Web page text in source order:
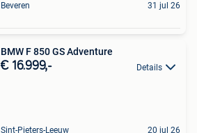
Beveren 31 jul 26
BMW F 850 GS Adventure
€ 16.999,- Details
Sint-Pieters-Leeuw 20 jul 26